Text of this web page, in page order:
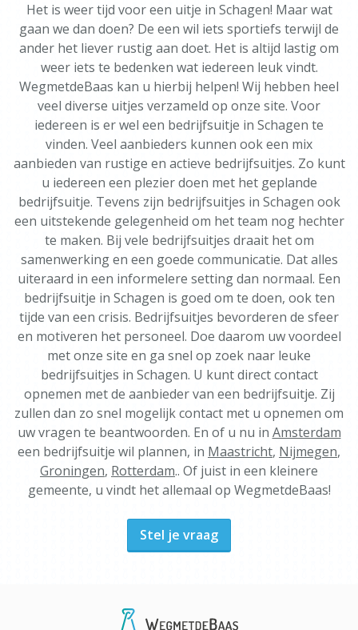
Het is weer tijd voor een uitje in Schagen! Maar wat
gaan we dan doen? De een wil iets sportiefs terwijl de
ander het liever rustig aan doet. Het is altijd lastig om
weer iets te bedenken wat iedereen leuk vindt.
WegmetdeBaas kan u hierbij helpen! Wij hebben heel
veel diverse uitjes verzameld op onze site. Voor
iedereen is er wel een bedrijfsuitje in Schagen te
vinden. Veel aanbieders kunnen ook een mix
aanbieden van rustige en actieve bedrijfsuitjes. Zo kunt
u iedereen een plezier doen met het geplande
bedrijfsuitje. Tevens zijn bedrijfsuitjes in Schagen ook
een uitstekende gelegenheid om het team nog hechter
te maken. Bij vele bedrijfsuitjes draait het om
samenwerking en een goede communicatie. Dat alles
uiteraard in een informelere setting dan normaal. Een
bedrijfsuitje in Schagen is goed om te doen, ook ten
tijde van een crisis. Bedrijfsuitjes bevorderen de sfeer
en motiveren het personeel. Doe daarom uw voordeel
met onze site en ga snel op zoek naar leuke
bedrijfsuitjes in Schagen. U kunt direct contact
opnemen met de aanbieder van een bedrijfsuitje. Zij
zullen dan zo snel mogelijk contact met u opnemen om
uw vragen te beantwoorden. En of u nu in Amsterdam
een bedrijfsuitje wil plannen, in Maastricht, Nijmegen,
Groningen, Rotterdam.. Of juist in een kleinere
gemeente, u vindt het allemaal op WegmetdeBaas!
Stel je vraag